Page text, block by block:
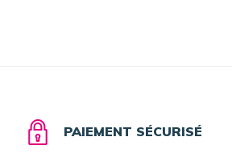
PAIEMENT SÉCURISÉ